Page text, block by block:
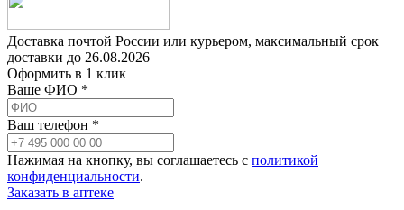
Доставка почтой России или курьером, максимальный срок
доставки до 26.08.2026
Оформить в 1 клик
Ваше ФИО *
Ваш телефон *
Нажимая на кнопку, вы соглашаетесь с политикой
конфиденциальности.
Заказать в аптеке